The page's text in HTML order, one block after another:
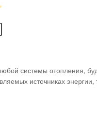
системы отопления,
источниках энергии,